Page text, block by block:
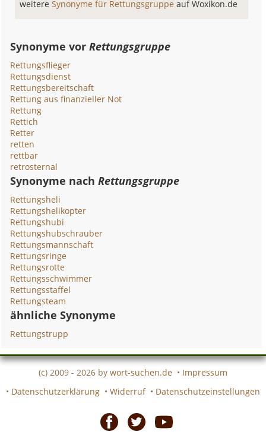
weitereSynonyme für Rettungsgruppeauf Woxikon.de
Synonyme vorRettungsgruppe
Rettungsflieger
Rettungsdienst
Rettungsbereitschaft
Rettung aus finanzieller Not
Rettung
Rettich
Retter
retten
rettbar
retrosternal
Synonyme nachRettungsgruppe
Rettungsheli
Rettungshelikopter
Rettungshubi
Rettungshubschrauber
Rettungsmannschaft
Rettungsringe
Rettungsrotte
Rettungsschwimmer
Rettungsstaffel
Rettungsteam
ähnliche Synonyme
Rettungstrupp
(c) 2009 - 2026 by wort-suchen.de • Impressum
• Datenschutzerklärung • Widerruf • Datenschutzeinstellungen